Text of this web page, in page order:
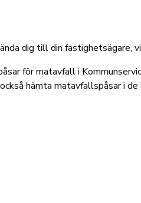
dig till din fastighetsägare,
för matavfall i
hämta matavfallspåsar i